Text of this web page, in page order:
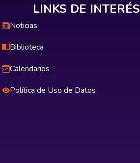
LINKS DE INTERÉS
Noticias
Biblioteca
Calendarios
Política de Uso de Datos